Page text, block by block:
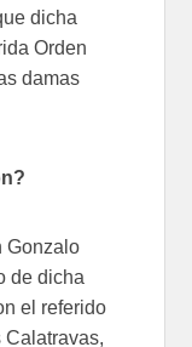
dicha
Orden
damas
Gonzalo
de dicha
el referido
Calatravas,